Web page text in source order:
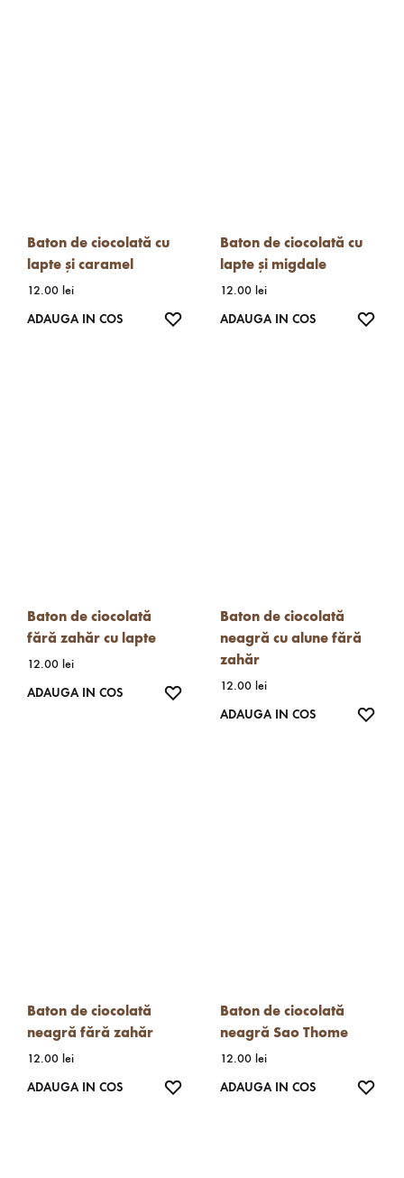
Baton de ciocolată cu
lapte și caramel
12.00 lei
ADAUGA IN COS
WISHLIST
Baton de ciocolată cu
lapte și migdale
12.00 lei
ADAUGA IN COS
Baton de ciocolată
fără zahăr cu lapte
12.00 lei
ADAUGA IN COS
WISHLIST
Baton de ciocolată
neagră cu alune fără
zahăr
12.00 lei
ADAUGA IN COS
Baton de ciocolată
neagră fără zahăr
12.00 lei
ADAUGA IN COS
WISHLIST
Baton de ciocolată
neagră Sao Thome
12.00 lei
ADAUGA IN COS